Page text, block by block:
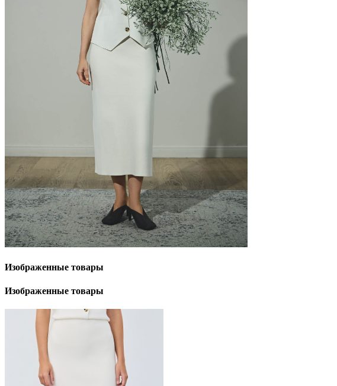
Изображенные товары
Изображенные товары